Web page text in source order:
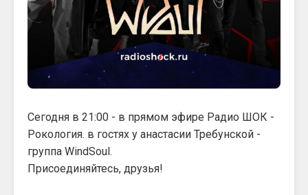
Сегодня в 21:00 - в прямом эфире Радио ШОК -
Рокология. в гостях у анастасии Требунской -
группа WindSoul.
Присоединяйтесь, друзья!